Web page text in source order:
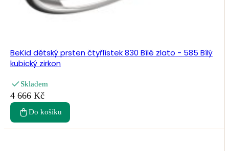
BeKid dětský prsten čtyřlístek 830 Bílé zlato - 585 Bílý
kubický zirkon
Skladem
4 666 Kč
Do košíku